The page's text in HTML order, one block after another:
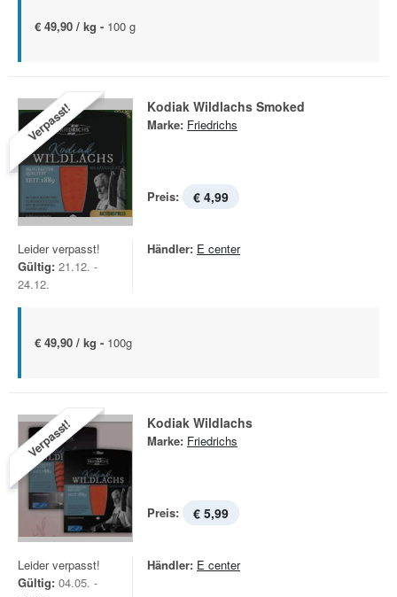
€ 49,90 / kg - 100 g
Verpasst! Kodiak Wildlachs Smoked
Marke: Friedrichs
Preis: € 4,99
Leider verpasst!
Gültig: 21.12. -
24.12.
Händler: E center
€ 49,90 / kg - 100g
Verpasst! Kodiak Wildlachs
Marke: Friedrichs
Preis: € 5,99
Leider verpasst!
Gültig: 04.05. -
Händler: E center